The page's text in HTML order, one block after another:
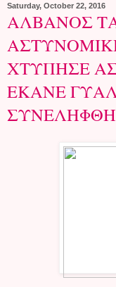
Saturday, October 22, 2016
ΑΛΒΑΝΟΣ
ΧΤΥΠΗΣΕ
ΕΚΑΝΕ